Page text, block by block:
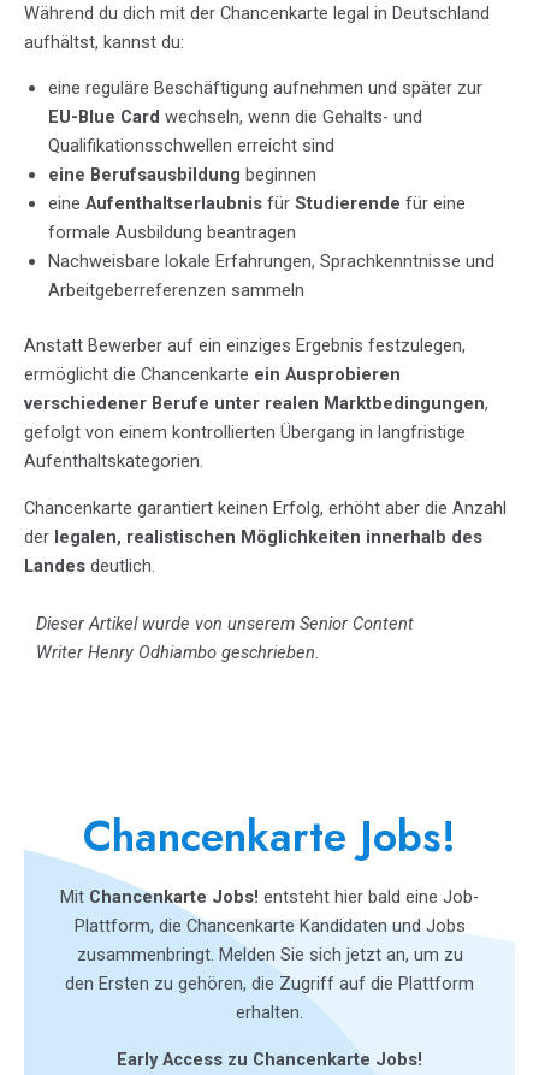
Während du dich mit der Chancenkarte legal in Deutschland
aufhältst, kannst du:
eine reguläre Beschäftigung aufnehmen und später zur
EU-Blue Card wechseln, wenn die Gehalts- und
Qualifikationsschwellen erreicht sind
eine Berufsausbildung beginnen
eine Aufenthaltserlaubnis für Studierende für eine
formale Ausbildung beantragen
Nachweisbare lokale Erfahrungen, Sprachkenntnisse und
Arbeitgeberreferenzen sammeln
Anstatt Bewerber auf ein einziges Ergebnis festzulegen,
ermöglicht die Chancenkarte ein Ausprobieren
verschiedener Berufe unter realen Marktbedingungen,
gefolgt von einem kontrollierten Übergang in langfristige
Aufenthaltskategorien.
Chancenkarte garantiert keinen Erfolg, erhöht aber die Anzahl
der legalen, realistischen Möglichkeiten innerhalb des
Landes deutlich.
Dieser Artikel wurde von unserem Senior Content
Writer Henry Odhiambo geschrieben.
Chancenkarte Jobs!
Mit Chancenkarte Jobs! entsteht hier bald eine Job-
Plattform, die Chancenkarte Kandidaten und Jobs
zusammenbringt. Melden Sie sich jetzt an, um zu
den Ersten zu gehören, die Zugriff auf die Plattform
erhalten.
Early Access zu Chancenkarte Jobs!